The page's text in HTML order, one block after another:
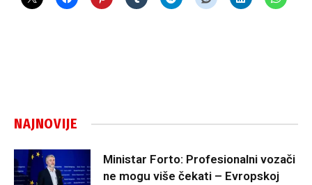
NAJNOVIJE
Ministar Forto: Profesionalni vozači
ne mogu više čekati – Evropskoj